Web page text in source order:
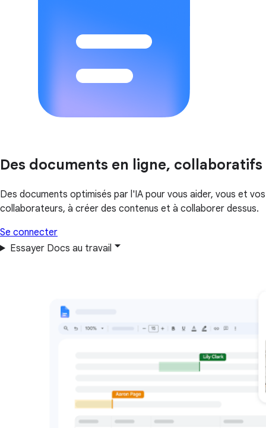
Des documents en ligne, collaboratifs
Des documents optimisés par l'IA pour vous aider, vous et vos
collaborateurs, à créer des contenus et à collaborer dessus.
Se connecter
Essayer Docs au travail